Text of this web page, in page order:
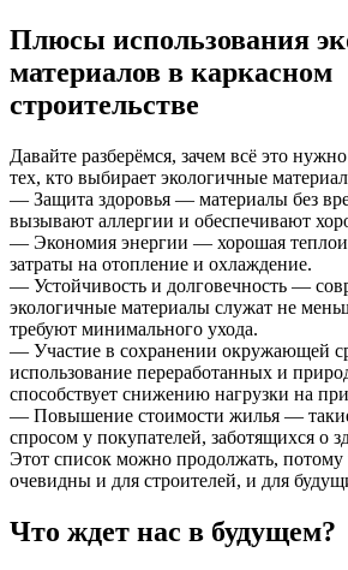
Плюсы использования
материалов в каркасном
строительстве
Давайте разберёмся, зачем всё это
тех, кто выбирает экологичные
— Защита здоровья — материалы без
вызывают аллергии и обеспечивают
— Экономия энергии — хорошая
затраты на отопление и охлаждение.
— Устойчивость и долговечность —
экологичные материалы служат не
требуют минимального ухода.
— Участие в сохранении окружающей
использование переработанных и
способствует снижению нагрузки на
— Повышение стоимости жилья —
спросом у покупателей, заботящихся о
Этот список можно продолжать, потому
очевидны и для строителей, и для
Что ждет нас в будущем?